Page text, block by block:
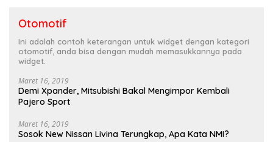
Otomotif
Ini adalah contoh keterangan untuk widget dengan kategori
otomotif, anda bisa dengan mudah memasukkannya pada
widget.
Maret 16, 2019
Demi Xpander, Mitsubishi Bakal Mengimpor Kembali
Pajero Sport
Maret 16, 2019
Sosok New Nissan Livina Terungkap, Apa Kata NMI?